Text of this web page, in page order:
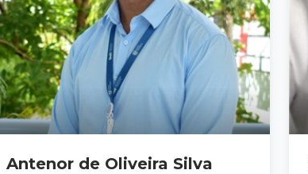
Antenor de Oliveira Silva